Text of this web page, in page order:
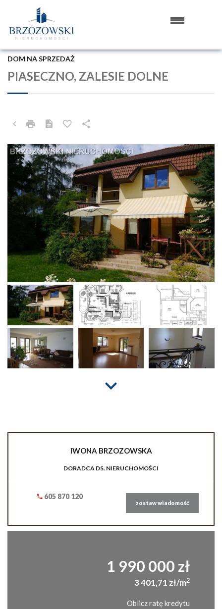
PIASECZNO, ZALESIE DOLNE
DOM NA SPRZEDAŻ
IWONA BRZOZOWSKA
DORADCA DS. NIERUCHOMOŚCI
605 870 120
zostaw wiadomość
1 990 000 zł
3 401,71 zł/m2
Oblicz ratę kredytu